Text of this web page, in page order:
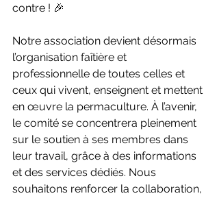
contre ! 🎉
Notre association devient désormais
l’organisation faîtière et
professionnelle de toutes celles et
ceux qui vivent, enseignent et mettent
en œuvre la permaculture. À l’avenir,
le comité se concentrera pleinement
sur le soutien à ses membres dans
leur travail, grâce à des informations
et des services dédiés. Nous
souhaitons renforcer la collaboration,